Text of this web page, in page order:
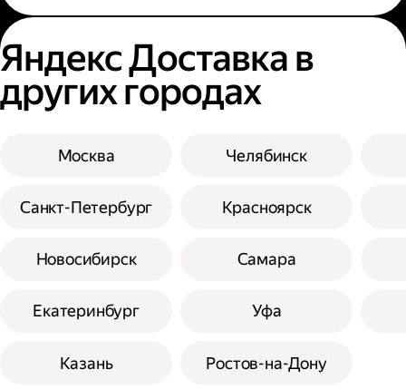
Яндекс Доставка в
других городах
Москва
Санкт-Петербург
Новосибирск
Екатеринбург
Казань
Челябинск
Красноярск
Самара
Уфа
Ростов-на-Дону